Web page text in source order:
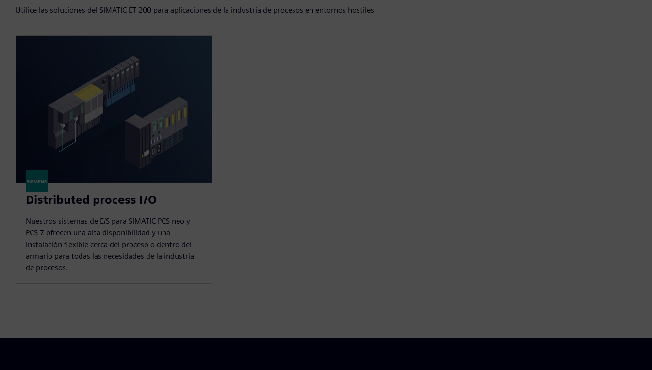
Utilice las soluciones del SIMATIC ET 200 para aplicaciones de la industria de procesos en entornos hostiles
Distributed process I/O
Nuestros sistemas de E/S para SIMATIC PCS neo y
PCS 7 ofrecen una alta disponibilidad y una
instalación flexible cerca del proceso o dentro del
armario para todas las necesidades de la industria
de procesos.